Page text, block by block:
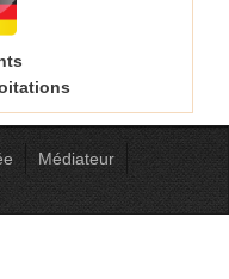
Médiateur